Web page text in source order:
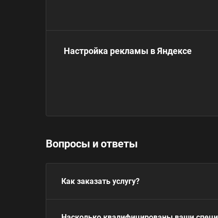
Настройка рекламы в Яндексе
Вопросы и ответы
Как заказать услугу?